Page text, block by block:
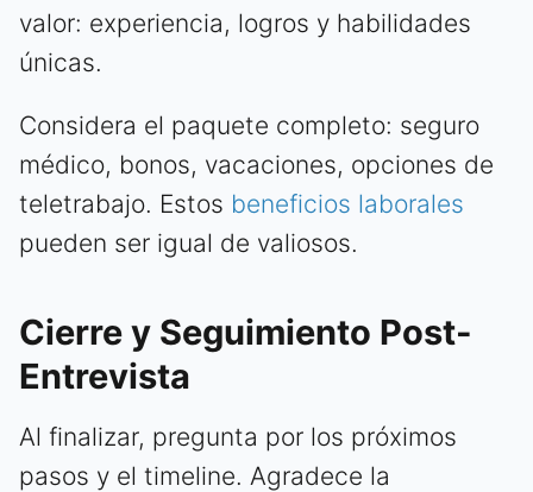
valor: experiencia, logros y habilidades
únicas.
Considera el paquete completo: seguro
médico, bonos, vacaciones, opciones de
teletrabajo. Estos beneficios laborales
pueden ser igual de valiosos.
Cierre y Seguimiento Post-
Entrevista
Al finalizar, pregunta por los próximos
pasos y el timeline. Agradece la